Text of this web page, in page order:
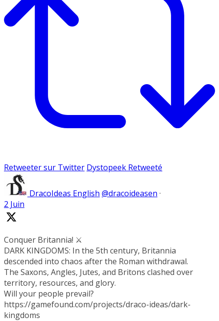
Retweeter sur Twitter Dystopeek Retweeté
DracoIdeas English @dracoideasen ·
2 Juin
Conquer Britannia! ⚔️
DARK KINGDOMS: In the 5th century, Britannia
descended into chaos after the Roman withdrawal.
The Saxons, Angles, Jutes, and Britons clashed over
territory, resources, and glory.
Will your people prevail?
https://gamefound.com/projects/draco-ideas/dark-
kingdoms